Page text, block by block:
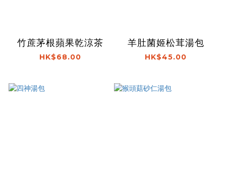
竹蔗茅根蘋果乾涼茶
HK$68.00
羊肚菌姬松茸湯包
HK$45.00